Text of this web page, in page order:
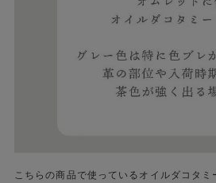
こちらの商品で使っているオイルダコタ